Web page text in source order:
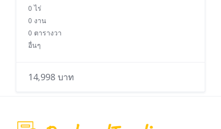
0 ไร่
0 งาน
0 ตารางวา
อื่นๆ
14,998 บาท